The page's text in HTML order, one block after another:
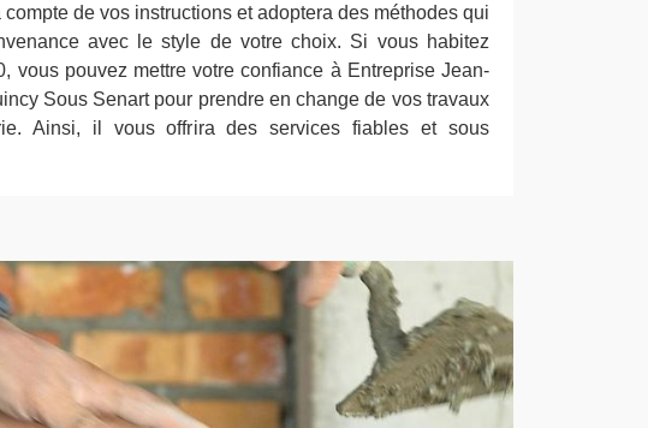
de vos instructions et adoptera des méthodes qui
avec le style de votre choix. Si vous habitez
vous pouvez mettre votre confiance à Entreprise Jean-
Sous Senart pour prendre en change de vos travaux
Ainsi, il vous offrira des services fiables et sous